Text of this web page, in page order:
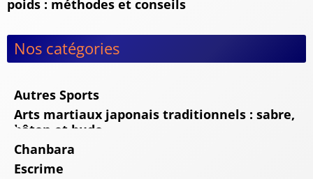
poids : méthodes et conseils
Nos catégories
Autres Sports
Arts martiaux japonais traditionnels : sabre,
bâton et budo
Chanbara
Escrime